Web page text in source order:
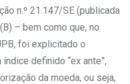
n.º 21.147/SE (publicada
– bem como que, no
foi explicitado o
definido “ex ante”,
da moeda, ou seja,